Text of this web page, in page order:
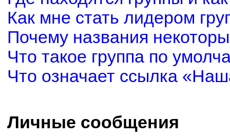
Как мне стать лидером
Почему названия
Что такое группа по
Что означает ссылка
Личные сообщения